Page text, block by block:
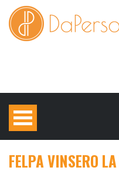
FELPA VINSERO